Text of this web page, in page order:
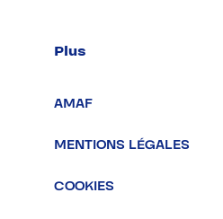
Plus
AMAF
MENTIONS LÉGALES
COOKIES